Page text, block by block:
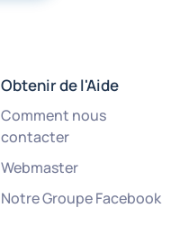
Obtenir de l'Aide
Comment nous
contacter
Webmaster
Notre Groupe Facebook